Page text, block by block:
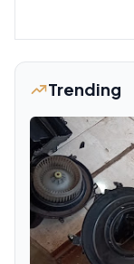
Trending